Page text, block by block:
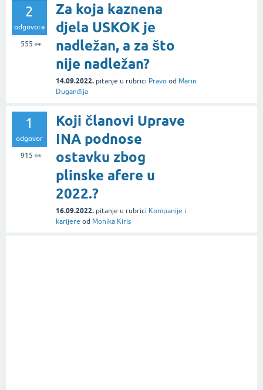
2
odgovora
555 👀
Za koja kaznena
djela USKOK je
nadležan, a za što
nije nadležan?
14.09.2022. pitanje u rubrici Pravo od Marin
Duganđija
1
odgovor
915 👀
Koji članovi Uprave
INA podnose
ostavku zbog
plinske afere u
2022.?
16.09.2022. pitanje u rubrici Kompanije i
karijere od Monika Kiris